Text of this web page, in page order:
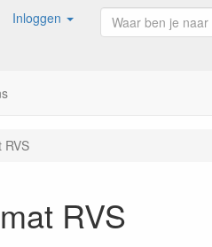
Inloggen
RVS
RVS